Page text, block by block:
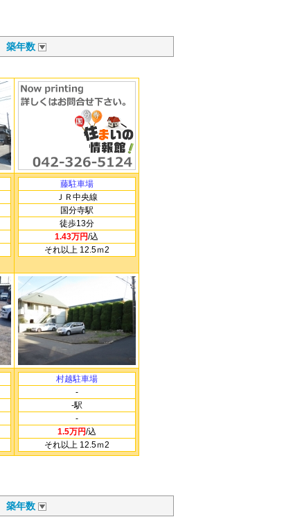
築年数
藤駐車場
ＪＲ中央線
国分寺駅
徒歩13分
1.43万円/込
それ以上 12.5ｍ2
村越駐車場
-
-駅
-
1.5万円/込
それ以上 12.5ｍ2
築年数